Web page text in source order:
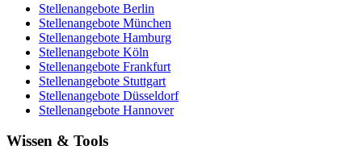
Stellenangebote Berlin
Stellenangebote München
Stellenangebote Hamburg
Stellenangebote Köln
Stellenangebote Frankfurt
Stellenangebote Stuttgart
Stellenangebote Düsseldorf
Stellenangebote Hannover
Wissen & Tools